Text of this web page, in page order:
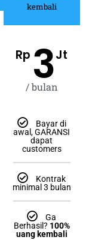
kembali
Rp 3Jt
/ bulan
Bayar di
awal, GARANSI
dapat
customers
Kontrak
minimal 3 bulan
Ga
Berhasil? 100%
uang kembali